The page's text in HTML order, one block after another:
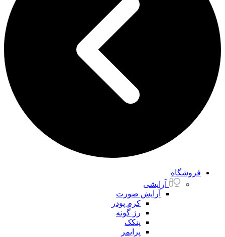
فروشگاه
آرایشی
آرایش صورت
کرم پودر
رژ گونه
پنکک
پرایمر